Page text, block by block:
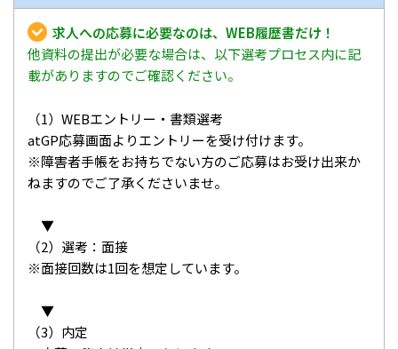
求人への応募に必要なのは、WEB履歴書だけ！
他資料の提出が必要な場合は、以下選考プロセス内に記
載がありますのでご確認ください。
（1）WEBエントリー・書類選考
atGP応募画面よりエントリーを受け付けます。
※障害者手帳をお持ちでない方のご応募はお受け出来か
ねますのでご了承くださいませ。
▼
（2）選考：面接
※面接回数は1回を想定しています。
▼
（3）内定